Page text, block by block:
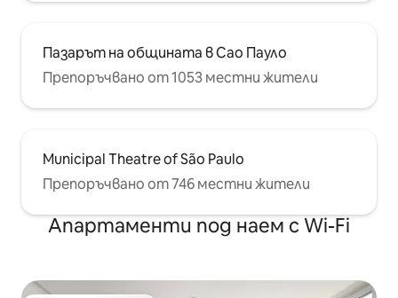
Пазарът на общината в Сао Пауло
Препоръчвано от 1053 местни жители
Municipal Theatre of São Paulo
Препоръчвано от 746 местни жители
Апартаменти под наем с Wi-Fi